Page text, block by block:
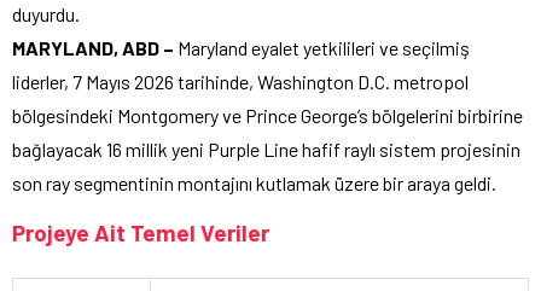
duyurdu.
MARYLAND, ABD – Maryland eyalet yetkilileri ve seçilmiş
liderler, 7 Mayıs 2026 tarihinde, Washington D.C. metropol
bölgesindeki Montgomery ve Prince George’s bölgelerini birbirine
bağlayacak 16 millik yeni Purple Line hafif raylı sistem projesinin
son ray segmentinin montajını kutlamak üzere bir araya geldi.
Projeye Ait Temel Veriler